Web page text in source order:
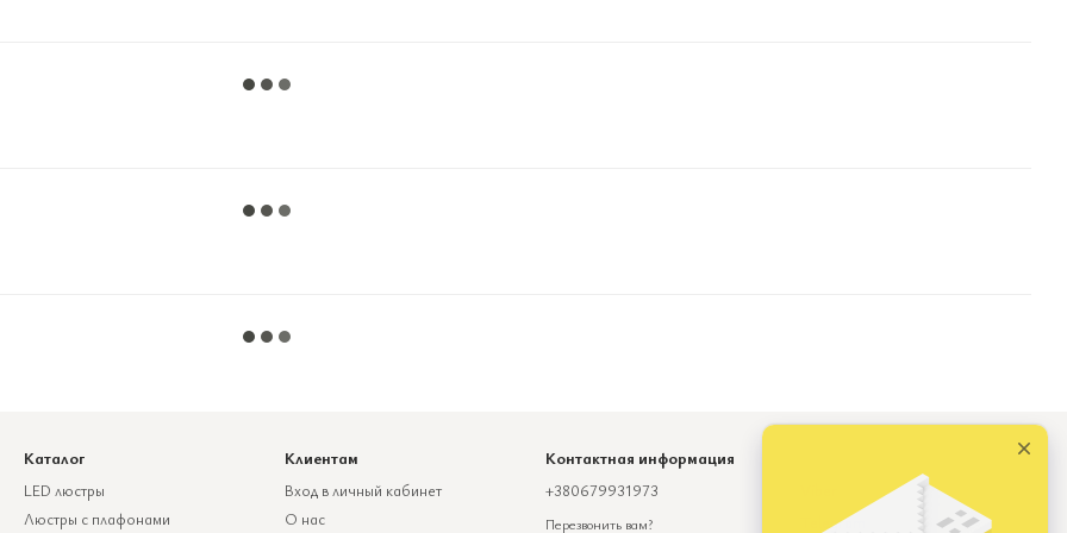
Каталог
LED люстры
Люстры с плафонами
Клиентам
Вход в личный кабинет
О нас
Контактная информация
+380679931973
Перезвонить вам?
Telegram